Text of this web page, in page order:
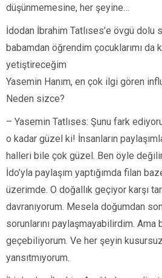
düşünmemesine, her şeyine…
İdodan İbrahim Tatlıses’e övgü dolu
babamdan öğrendim çocuklarımı da
yetiştireceğim
Yasemin Hanım, en çok ilgi gören
Neden sizce?
– Yasemin Tatlıses: Şunu fark
o kadar güzel ki! İnsanların
halleri bile çok güzel. Ben öyle
İdo’yla paylaşım yaptığımda filan
üzerimde. O doğallık geçiyor karşı
davranıyorum. Mesela doğumdan
sorunlarını paylaşmayabilirdim.
geçebiliyorum. Ve her şeyin
yansıtmıyorum.